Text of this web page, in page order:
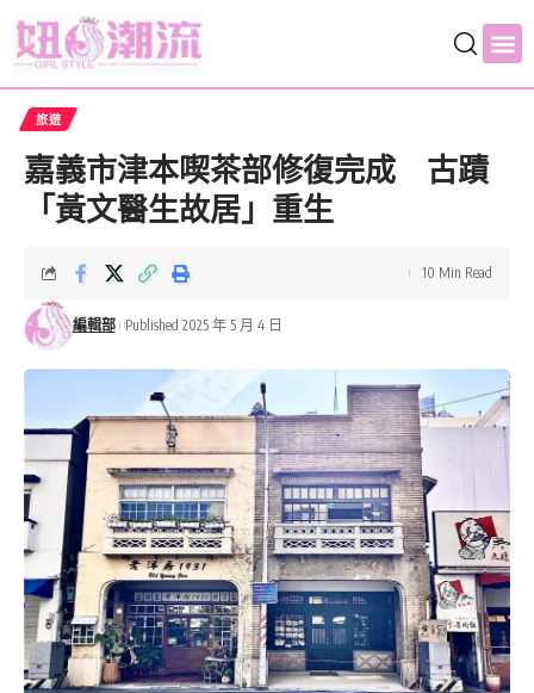
旅遊
嘉義市津本喫茶部修復完成 古蹟
「黃文醫生故居」重生
編輯部 Published 2025 年 5 月 4 日
10 Min Read